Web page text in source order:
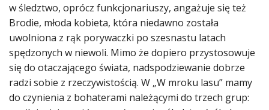
w śledztwo, oprócz funkcjonariuszy, angażuje się też
Brodie, młoda kobieta, która niedawno została
uwolniona z rąk porywaczki po szesnastu latach
spędzonych w niewoli. Mimo że dopiero przystosowuje
się do otaczającego świata, nadspodziewanie dobrze
radzi sobie z rzeczywistością. W „W mroku lasu” mamy
do czynienia z bohaterami należącymi do trzech grup: